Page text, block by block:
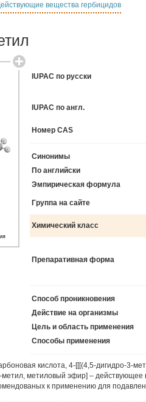
вещества гербицидов
IUPAC по русски
IUPAC по англ.
Номер CAS
Синонимы
По английски
Эмпирическая формула
Группа на сайте
Химический класс
Препаративная форма
Способ проникновения
Действие на организмы
Цель и область применения
Способы применения
кислота, 4-[[[(4,5-дигидро-3-
метиловый эфир] – действующее
к применению для